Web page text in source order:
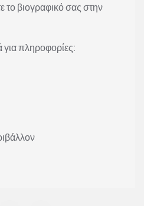
το βιογραφικό σας στην
πληροφορίες: